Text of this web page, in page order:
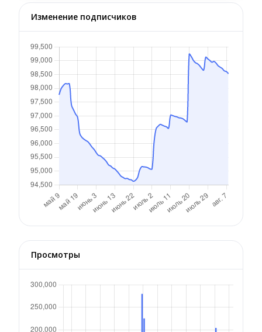
Изменение подписчиков
Просмотры